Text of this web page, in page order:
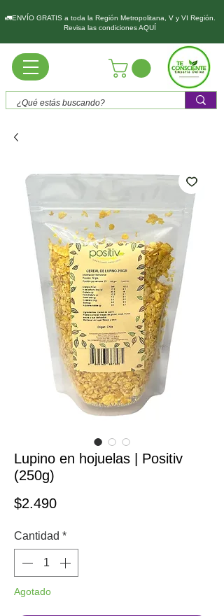
🚛ENVÍO GRATIS a toda la Región Metropolitana, V y VI Región.
Revisa las condiciones AQUÍ
Lupino en hojuelas | Positiv
(250g)
$2.490Precio
Cantidad *
Agotado